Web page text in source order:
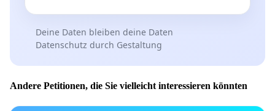
TOP 2: Dies gilt für alle 3. Ligen (Frauen/Männer)
und Regionalligen (Frauen und Männer) In den
weiteren DVV-Bestimmungen zur 3. Liga und den
Deine Daten bleiben deine Daten
Datenschutz durch Gestaltung
Andere Petitionen, die Sie vielleicht interessieren könnten